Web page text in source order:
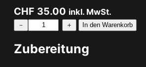
CHF 35.00 inkl. MwSt.
－
E
＋ In den Warenkorb
Zubereitung